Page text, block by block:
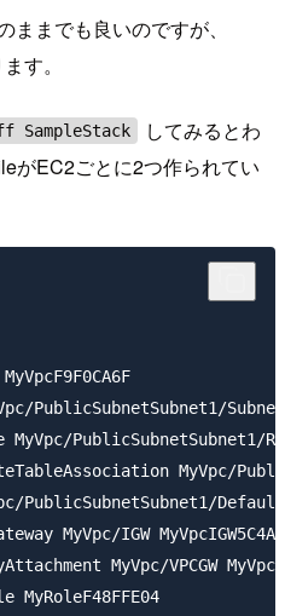
までも良いのですが、
す。
SampleStack
してみるとわ
がEC2ごとに2つ作られてい
PublicSubnetSubnet1/
PublicSubnetSubnet1/
MyVpc/
PublicSubnetSubnet1/
MyVpc/IGW
MyVpc/VPCGW
MyRoleF48FFE04